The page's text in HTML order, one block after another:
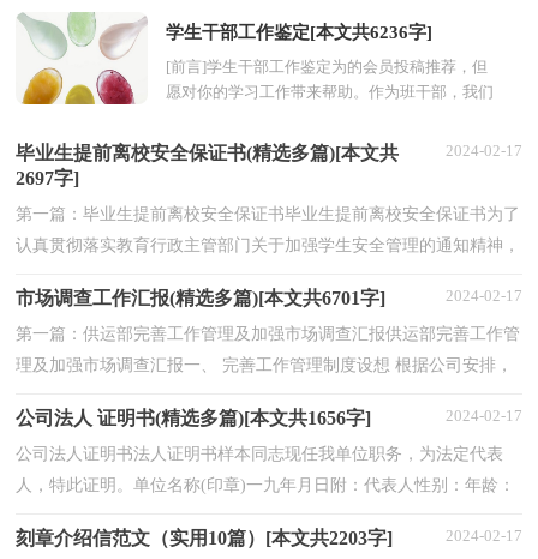
计已经不能满足经济...
学生干部工作鉴定[本文共6236字]
[前言]学生干部工作鉴定为的会员投稿推荐，但
愿对你的学习工作带来帮助。作为班干部，我们
更加浓厚的...
毕业生提前离校安全保证书(精选多篇)[本文共
2697字]
2024-02-17
第一篇：毕业生提前离校安全保证书毕业生提前离校安全保证书为了
认真贯彻落实教育行政主管部门关于加强学生安全管理的通知精神，
市场调查工作汇报(精选多篇)[本文共6701字] 2024-02-17
第一篇：供运部完善工作管理及加强市场调查汇报供运部完善工作管
理及加强市场调查汇报一、 完善工作管理制度设想 根据公司安排，
公司法人 证明书(精选多篇)[本文共1656字] 2024-02-17
公司法人证明书法人证明书样本同志现任我单位职务，为法定代表
人，特此证明。单位名称(印章)一九年月日附：代表人性别：年龄：
要...
刻章介绍信范文（实用10篇）[本文共2203字] 2024-02-17